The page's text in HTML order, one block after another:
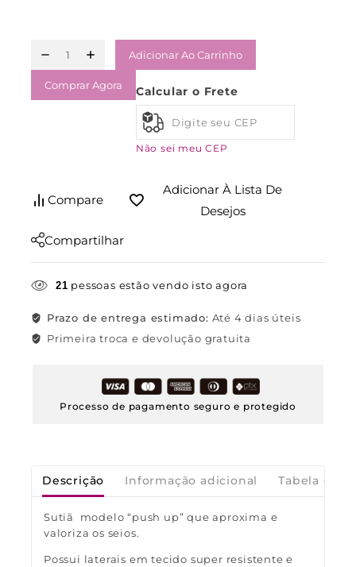
Adicionar Ao Carrinho
Comprar Agora Calcular o Frete
Não sei meu CEP
Compare
Adicionar À Lista De
Desejos
Compartilhar
21 pessoas estão vendo isto agora
Prazo de entrega estimado: Até 4 dias úteis
Primeira troca e devolução gratuita
Processo de pagamento seguro e protegido
Descrição Informação adicional Tabela de
Sutiã modelo “push up” que aproxima e
valoriza os seios.
Possui laterais em tecido super resistente e